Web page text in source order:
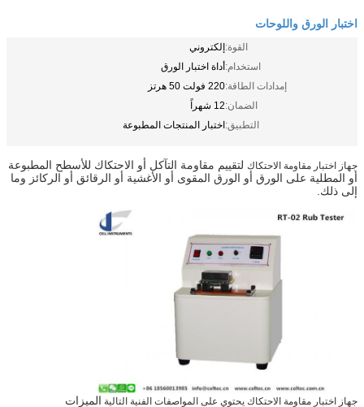
اختبار الورق واللوحات
القوة:إلكتروني
استخدام:أداة اختبار الورق
إمدادات الطاقة:220 فولت 50 هرتز
الضمان:12 شهراً
التطبيق:اختبار المنتجات المطبوعة
جهاز اختبار مقاومة الاحتكاك لتقييم مقاومة التآكل أو الاحتكاك للأسطح المطبوعة
أو المطلية على الورق أو الورق المقوى أو الأغشية أو الرقائق أو الركائز وما
إلى ذلك.
جهاز اختبار مقاومة الاحتكاك يحتوي على المواصفات الفنية التالية الميزات